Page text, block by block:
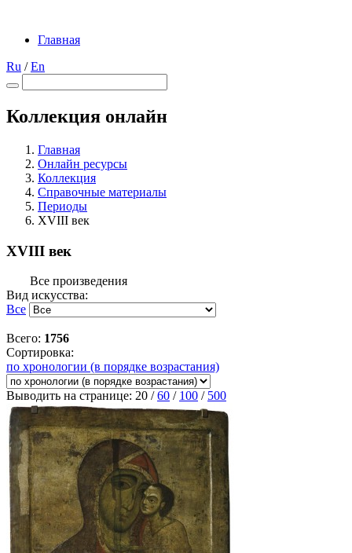
Главная
Ru /En
Коллекция онлайн
Главная
Онлайн ресурсы
Коллекция
Справочные материалы
Периоды
XVIII век
XVIII век
Все произведения
Вид искусства:
Все
Всего: 1756
Сортировка:
по хронологии (в порядке возрастания)
Выводить на странице: 20 /60 / 100 / 500